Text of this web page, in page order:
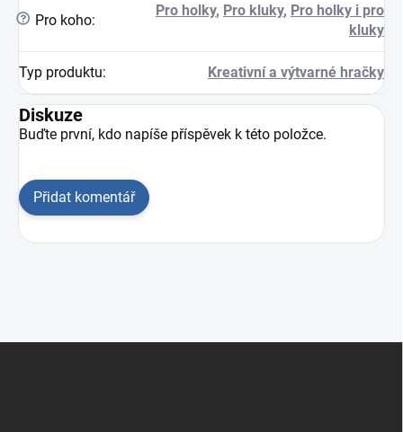
? Pro koho:
Pro holky, Pro kluky, Pro holky i pro
kluky
Typ produktu: Kreativní a výtvarné hračky
Diskuze
Buďte první, kdo napíše příspěvek k této položce.
Přidat komentář